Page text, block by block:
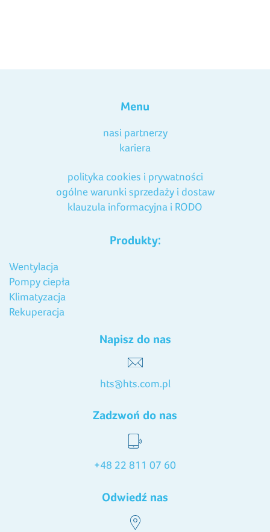
Menu
nasi partnerzy
kariera
polityka cookies i prywatności
ogólne warunki sprzedaży i dostaw
klauzula informacyjna i RODO
Produkty:
Wentylacja
Pompy ciepła
Klimatyzacja
Rekuperacja
Napisz do nas
hts@hts.com.pl
Zadzwoń do nas
+48 22 811 07 60
Odwiedź nas